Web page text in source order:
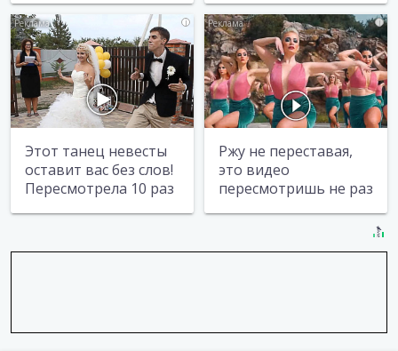
i
Этот танец невесты
оставит вас без слов!
Пересмотрела 10 раз
i
Ржу не переставая,
это видео
пересмотришь не раз